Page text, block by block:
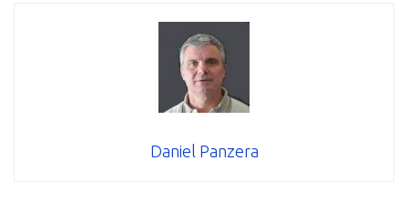
Daniel Panzera